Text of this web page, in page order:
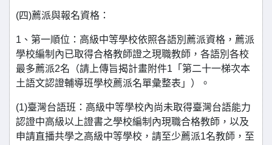
(四)薦派與報名資格：
1、第一順位：高級中等學校依照各語別薦派資格，薦派
學校編制內已取得合格教師證之現職教師，各語別各校
最多薦派2名（請上傳旨揭計畫附件1「第二十一梯次本
土語文認證輔導班學校薦派名單彙整表」）。
(1)臺灣台語班：高級中等學校內尚未取得臺灣台語能力
認證中高級以上證書之學校編制內現職合格教師，以及
申請直播共學之高級中等學校，請至少薦派1名教師，至